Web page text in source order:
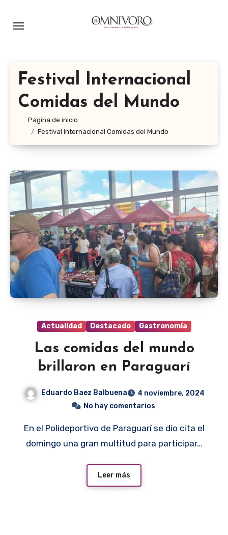
Festival Internacional
Comidas del Mundo
Página de inicio
Festival Internacional Comidas del Mundo
Actualidad Destacado Gastronomía
Las comidas del mundo
brillaron en Paraguarí
Eduardo Baez Balbuena
4 noviembre, 2024
No hay comentarios
En el Polideportivo de Paraguarí se dio cita el
domingo una gran multitud para participar…
Leer más